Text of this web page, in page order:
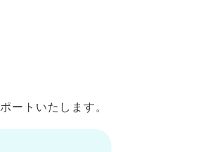
ートいたします。